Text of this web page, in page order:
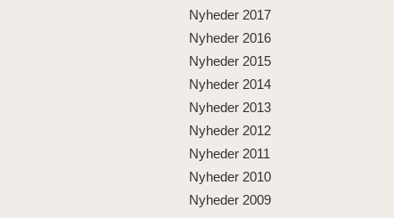
Nyheder 2017
Nyheder 2016
Nyheder 2015
Nyheder 2014
Nyheder 2013
Nyheder 2012
Nyheder 2011
Nyheder 2010
Nyheder 2009